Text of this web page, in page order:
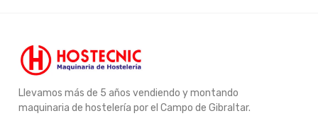
Llevamos más de 5 años vendiendo y montando
maquinaria de hostelería por el Campo de Gibraltar.